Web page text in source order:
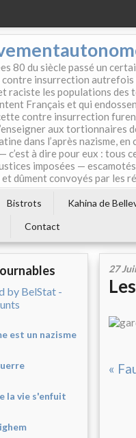
80 du siècle passé un
contre insurrection
raciste les populations des
Français et qui
contre insurrection
aux tortionnaires
dans l’après nazisme,
c’est à dire pour eux : tous
imposées —
et dûment convoyés par les
Bistrots Kahina de
Contact
est un nazisme
la vie s'enfuit
27
«